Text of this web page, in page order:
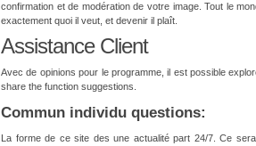
confirmation et de modération de votre image. Tout le
exactement quoi il veut, et devenir il plaît.
Assistance Client
Avec de opinions pour le programme, il est possible
share the function suggestions.
Commun individu questions:
La forme de ce site des une actualité part 24/7. Ce